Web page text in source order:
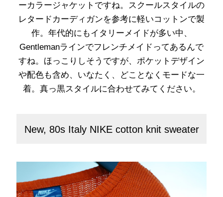
ーカラージャケットですね。スクールスタイルの
レタードカーディガンを参考に軽いコットンで製
作。年代的にもイタリーメイドが多い中、
Gentlemanラインでフレンチメイドってあるんで
すね。ほっこりしそうですが、ポケットデザイン
や配色も含め、いなたく、どことなくモードな一
着。真っ黒スタイルに合わせてみてください。
New, 80s Italy NIKE cotton knit sweater